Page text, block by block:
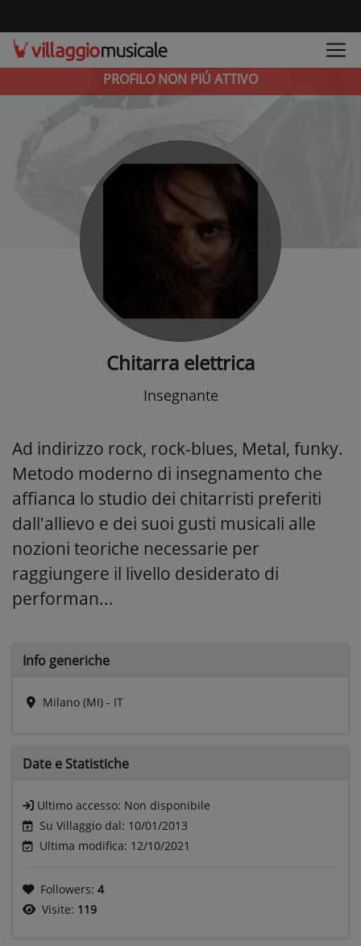
PROFILO NON PIÚ ATTIVO
Chitarra elettrica
Insegnante
Ad indirizzo rock, rock-blues, Metal, funky.
Metodo moderno di insegnamento che
affianca lo studio dei chitarristi preferiti
dall'allievo e dei suoi gusti musicali alle
nozioni teoriche necessarie per
raggiungere il livello desiderato di
performan...
Info generiche
Milano (MI) - IT
Date e Statistiche
Ultimo accesso: Non disponibile
Su Villaggio dal: 10/01/2013
Ultima modifica: 12/10/2021
Followers: 4
Visite: 119